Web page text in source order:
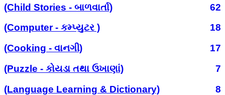
(Child Stories - બાળવાર્તા)
62
(Computer - કમ્પ્યુટર )
18
(Cooking - વાનગી)
17
(Puzzle - કોયડા તથા ઉખાણાં)
7
(Language Learning & Dictionary)
8